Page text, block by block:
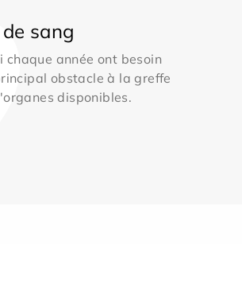
sang
année ont besoin
obstacle à la greffe
disponibles.